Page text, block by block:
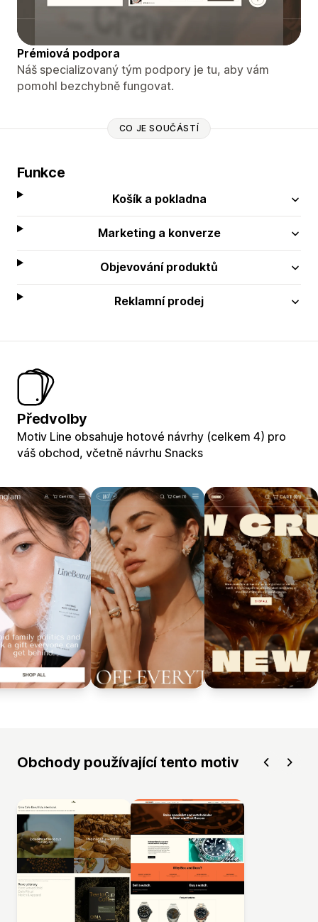
Prémiová podpora
Náš specializovaný tým podpory je tu, aby vám
pomohl bezchybně fungovat.
CO JE SOUČÁSTÍ
Funkce
Košík a pokladna
Marketing a konverze
Objevování produktů
Reklamní prodej
Předvolby
Motiv Line obsahuje hotové návrhy (celkem 4) pro
váš obchod, včetně návrhu Snacks
Obchody používající tento motiv